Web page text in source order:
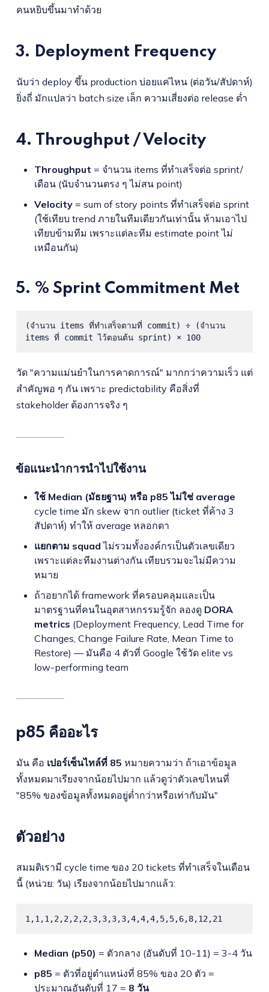
คนหยิบขึ้นมาทำด้วย
3. Deployment Frequency
นับว่า deploy ขึ้น production บ่อยแค่ไหน (ต่อวัน/สัปดาห์)
ยิ่งถี่ มักแปลว่า batch size เล็ก ความเสี่ยงต่อ release ต่ำ
4. Throughput / Velocity
Throughput = จำนวน items ที่ทำเสร็จต่อ sprint/
เดือน (นับจำนวนตรง ๆ ไม่สน point)
Velocity= sum of story points ที่ทำเสร็จต่อ sprint
(ใช้เทียบ trend ภายในทีมเดียวกันเท่านั้น ห้ามเอาไป
เทียบข้ามทีม เพราะแต่ละทีม estimate point ไม่
เหมือนกัน)
5. % Sprint Commitment Met
(จำนวน items ที่ทำเสร็จตามที่ commit) ÷ (จำนวน
items ที่ commit ไว้ตอนต้น sprint) × 100
วัด "ความแม่นยำในการคาดการณ์" มากกว่าความเร็ว แต่
สำคัญพอ ๆ กัน เพราะ predictability คือสิ่งที่
stakeholder ต้องการจริง ๆ
ข้อแนะนำการนำไปใช้งาน
ใช้ Median (มัธยฐาน) หรือ p85 ไม่ใช่ average
cycle time มัก skew จาก outlier (ticket ที่ค้าง 3
สัปดาห์) ทำให้ average หลอกตา
แยกตาม squad ไม่รวมทั้งองค์กรเป็นตัวเลขเดียว
เพราะแต่ละทีมงานต่างกัน เทียบรวมจะไม่มีความ
หมาย
ถ้าอยากได้ framework ที่ครอบคลุมและเป็น
มาตรฐานที่คนในอุตสาหกรรมรู้จัก ลองดู DORA
metrics (Deployment Frequency, Lead Time for
Changes, Change Failure Rate, Mean Time to
Restore) — มันคือ 4 ตัวที่ Google ใช้วัด elite vs
low-performing team
p85 คืออะไร
มัน คือ เปอร์เซ็นไทล์ที่ 85 หมายความว่า ถ้าเอาข้อมูล
ทั้งหมดมาเรียงจากน้อยไปมาก แล้วดูว่าตัวเลขไหนที่
"85% ของข้อมูลทั้งหมดอยู่ต่ำกว่าหรือเท่ากับมัน"
ตัวอย่าง
สมมติเรามี cycle time ของ 20 tickets ที่ทำเสร็จในเดือน
นี้ (หน่วย: วัน) เรียงจากน้อยไปมากแล้ว:
1,1,1,2,2,2,2,3,3,3,3,4,4,4,5,5,6,8,12,21
Median (p50) = ตัวกลาง (อันดับที่ 10-11) = 3-4 วัน
p85 = ตัวที่อยู่ตำแหน่งที่ 85% ของ 20 ตัว =
ประมาณอันดับที่ 17 = 8 วัน